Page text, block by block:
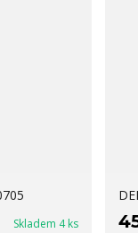
Skladem 4 ks